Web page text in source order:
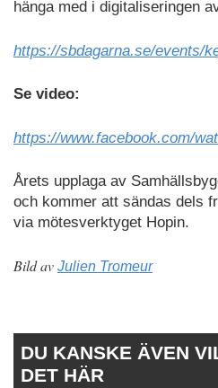
hänga med i digitaliseringen
https://sbdagarna.se/events/
Se video:
https://www.facebook.com/
Årets upplaga av
och kommer att sändas dels
via mötesverktyget Hopin.
Bild av Julien Tromeur
DU KANSKE ÄVEN
DET HÄR